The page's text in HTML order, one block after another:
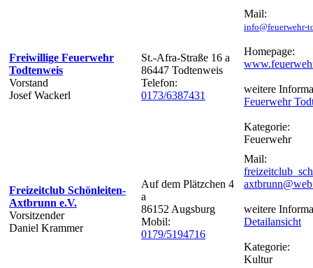
Freiwillige Feuerwehr
Todtenweis
Vorstand
Josef Wackerl
St.-Afra-Straße 16 a
86447 Todtenweis
Telefon:
0173/6387431
Mail:
info@feuerwehr-
Homepage:
weitere
Feuerwehr
Kategorie:
Feuerwehr
Freizeitclub Schönleiten-
Axtbrunn e.V.
Vorsitzender
Daniel Krammer
Auf dem Plätzchen 4
a
86152 Augsburg
Mobil:
0179/5194716
Mail:
weitere
Detailansicht
Kategorie:
Kultur